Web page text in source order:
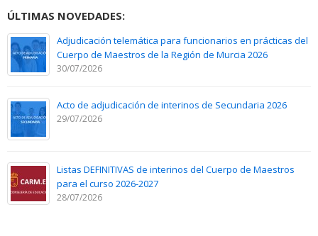
ÚLTIMAS NOVEDADES:
Adjudicación telemática para funcionarios en prácticas del
Cuerpo de Maestros de la Región de Murcia 2026
30/07/2026
Acto de adjudicación de interinos de Secundaria 2026
29/07/2026
Listas DEFINITIVAS de interinos del Cuerpo de Maestros
para el curso 2026-2027
28/07/2026